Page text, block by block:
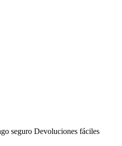
seguro Devoluciones fáciles